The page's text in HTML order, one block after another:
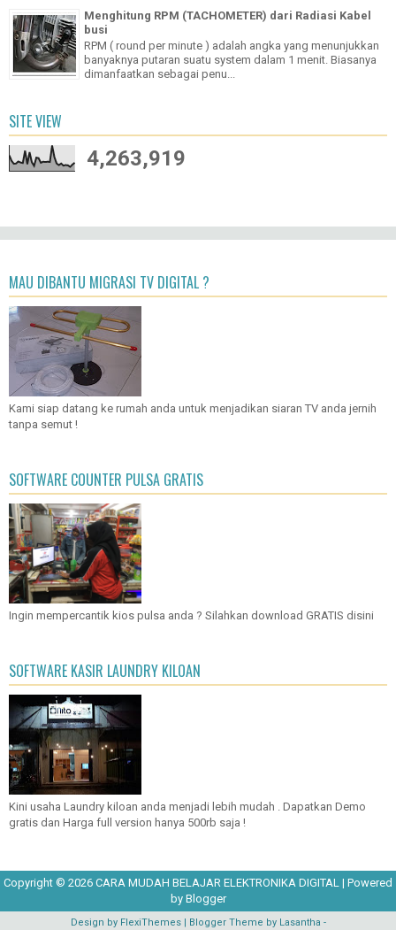
Menghitung RPM (TACHOMETER) dari Radiasi Kabel
busi
RPM ( round per minute ) adalah angka yang menunjukkan
banyaknya putaran suatu system dalam 1 menit. Biasanya
dimanfaatkan sebagai penu...
SITE VIEW
4,263,919
MAU DIBANTU MIGRASI TV DIGITAL ?
Kami siap datang ke rumah anda untuk menjadikan siaran TV anda jernih
tanpa semut !
SOFTWARE COUNTER PULSA GRATIS
Ingin mempercantik kios pulsa anda ? Silahkan download GRATIS disini
SOFTWARE KASIR LAUNDRY KILOAN
Kini usaha Laundry kiloan anda menjadi lebih mudah . Dapatkan Demo
gratis dan Harga full version hanya 500rb saja !
Copyright © 2026 CARA MUDAH BELAJAR ELEKTRONIKA DIGITAL | Powered
by Blogger
Design by FlexiThemes| Blogger Theme by Lasantha -